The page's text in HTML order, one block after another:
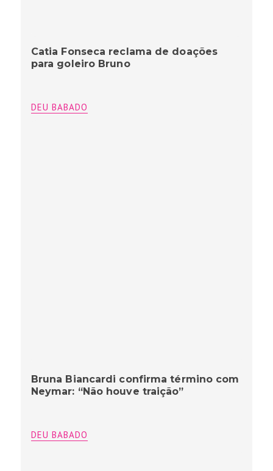
Catia Fonseca reclama de doações
para goleiro Bruno
DEU BABADO
Bruna Biancardi confirma término com
Neymar: “Não houve traição”
DEU BABADO